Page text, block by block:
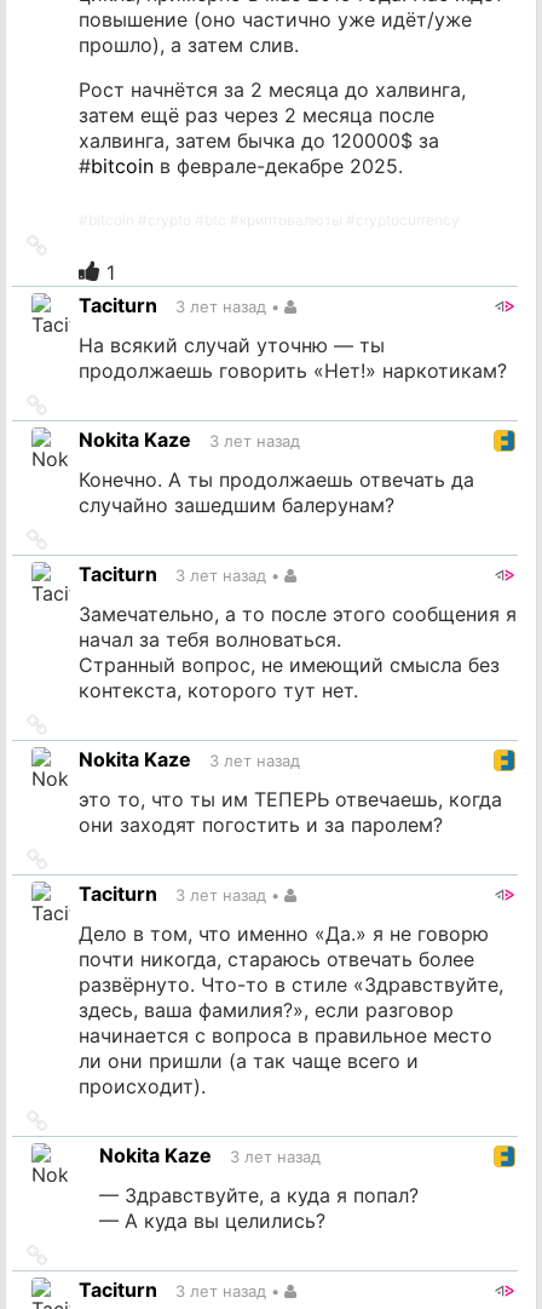
повышение (оно частично уже идёт/уже
прошло), а затем слив.
Рост начнётся за 2 месяца до халвинга,
затем ещё раз через 2 месяца после
халвинга, затем бычка до 120000$ за
#bitcoin в феврале-декабре 2025.
источник
1
Taciturn
3 лет назад •
На всякий случай уточню — ты
продолжаешь говорить «Нет!» наркотикам?
на
источник
Nokita Kaze 3 лет назад
Конечно. А ты продолжаешь отвечать да
случайно зашедшим балерунам?
на
источник
Taciturn 3 лет назад •
Замечательно, а то после этого сообщения я
начал за тебя волноваться.
Странный вопрос, не имеющий смысла без
контекста, которого тут нет.
на
источник
Nokita Kaze 3 лет назад
это то, что ты им ТЕПЕРЬ отвечаешь, когда
они заходят погостить и за паролем?
на
источник
Taciturn 3 лет назад •
Дело в том, что именно «Да.» я не говорю
почти никогда, стараюсь отвечать более
развёрнуто. Что-то в стиле «Здравствуйте,
здесь, ваша фамилия?», если разговор
начинается с вопроса в правильное место
ли они пришли (а так чаще всего и
происходит).
на
источникNokita Kaze 3 лет назад
— Здравствуйте, а куда я попал?
— А куда вы целились?
на
источник
Taciturn 3 лет назад •